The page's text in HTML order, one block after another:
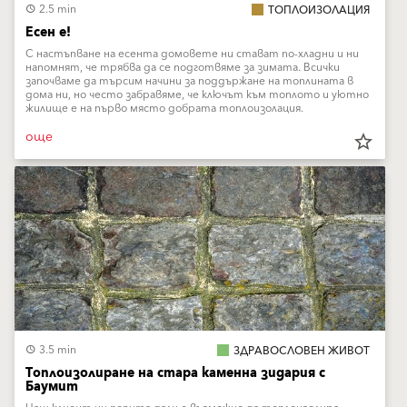
2.5 min ТОПЛОИЗОЛАЦИЯ
Есен е!
С настъпване на есента домовете ни стават по-хладни и ни
напомнят, че трябва да се подготвяме за зимата. Всички
започваме да търсим начини за поддържане на топлината в
дома ни, но често забравяме, че ключът към топлото и уютно
жилище е на първо място добрата топлоизолация.
още star_border
3.5 min ЗДРАВОСЛОВЕН ЖИВОТ
Топлоизолиране на стара каменна зидария с
Баумит